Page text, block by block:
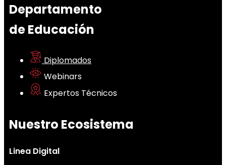
Departamento
de Educación
Diplomados
Webinars
Expertos Técnicos
Nuestro Ecosistema
Linea Digital